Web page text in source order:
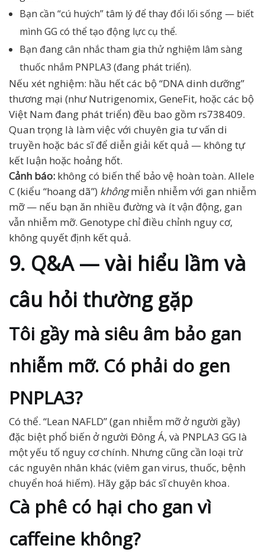
Bạn cần “cú huých” tâm lý để thay đổi lối sống — biết
mình GG có thể tạo động lực cụ thể.
Bạn đang cân nhắc tham gia thử nghiệm lâm sàng
thuốc nhắm PNPLA3 (đang phát triển).
Nếu xét nghiệm: hầu hết các bộ “DNA dinh dưỡng”
thương mại (như Nutrigenomix, GeneFit, hoặc các bộ
Việt Nam đang phát triển) đều bao gồm rs738409.
Quan trọng là làm việc với chuyên gia tư vấn di
truyền hoặc bác sĩ để diễn giải kết quả — không tự
kết luận hoặc hoảng hốt.
Cảnh báo: không có biến thể bảo vệ hoàn toàn. Allele
C (kiểu “hoang dã”) khôngmiễn nhiễm với gan nhiễm
mỡ — nếu bạn ăn nhiều đường và ít vận động, gan
vẫn nhiễm mỡ. Genotype chỉ điều chỉnh nguy cơ,
không quyết định kết quả.
9. Q&A — vài hiểu lầm và
câu hỏi thường gặp
Tôi gầy mà siêu âm bảo gan
nhiễm mỡ. Có phải do gen
PNPLA3?
Có thể. “Lean NAFLD” (gan nhiễm mỡ ở người gầy)
đặc biệt phổ biến ở người Đông Á, và PNPLA3 GG là
một yếu tố nguy cơ chính. Nhưng cũng cần loại trừ
các nguyên nhân khác (viêm gan virus, thuốc, bệnh
chuyển hoá hiếm). Hãy gặp bác sĩ chuyên khoa.
Cà phê có hại cho gan vì
caffeine không?